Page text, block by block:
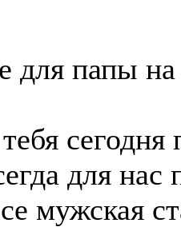
для папы
сегодня
для
мужская